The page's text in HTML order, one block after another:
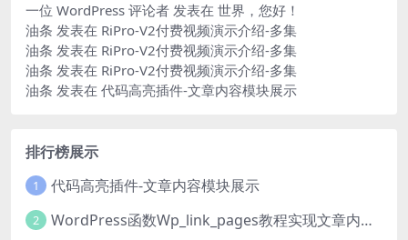
一位 WordPress 评论者 发表在 世界，您好！
油条 发表在 RiPro-V2付费视频演示介绍-多集
油条 发表在 RiPro-V2付费视频演示介绍-多集
油条 发表在 RiPro-V2付费视频演示介绍-多集
油条 发表在 代码高亮插件-文章内容模块展示
排行榜展示
1 代码高亮插件-文章内容模块展示
2 WordPress函数Wp_link_pages教程实现文章内容分页